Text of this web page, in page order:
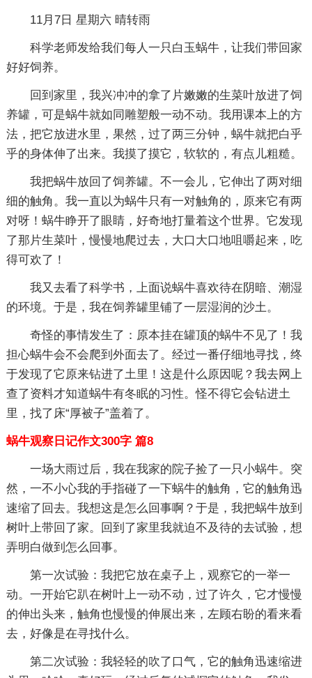
11月7日 星期六 晴转雨
科学老师发给我们每人一只白玉蜗牛，让我们带回家
好好饲养。
回到家里，我兴冲冲的拿了片嫩嫩的生菜叶放进了饲
养罐，可是蜗牛就如同雕塑般一动不动。我用课本上的方
法，把它放进水里，果然，过了两三分钟，蜗牛就把白乎
乎的身体伸了出来。我摸了摸它，软软的，有点儿粗糙。
我把蜗牛放回了饲养罐。不一会儿，它伸出了两对细
细的触角。我一直以为蜗牛只有一对触角的，原来它有两
对呀！蜗牛睁开了眼睛，好奇地打量着这个世界。它发现
了那片生菜叶，慢慢地爬过去，大口大口地咀嚼起来，吃
得可欢了！
我又去看了科学书，上面说蜗牛喜欢待在阴暗、潮湿
的环境。于是，我在饲养罐里铺了一层湿润的沙土。
奇怪的事情发生了：原本挂在罐顶的蜗牛不见了！我
担心蜗牛会不会爬到外面去了。经过一番仔细地寻找，终
于发现了它原来钻进了土里！这是什么原因呢？我去网上
查了资料才知道蜗牛有冬眠的习性。怪不得它会钻进土
里，找了床“厚被子”盖着了。
蜗牛观察日记作文300字 篇8
一场大雨过后，我在我家的院子捡了一只小蜗牛。突
然，一不小心我的手指碰了一下蜗牛的触角，它的触角迅
速缩了回去。我想这是怎么回事啊？于是，我把蜗牛放到
树叶上带回了家。回到了家里我就迫不及待的去试验，想
弄明白做到怎么回事。
第一次试验：我把它放在桌子上，观察它的一举一
动。一开始它趴在树叶上一动不动，过了许久，它才慢慢
的伸出头来，触角也慢慢的伸展出来，左顾右盼的看来看
去，好像是在寻找什么。
第二次试验：我轻轻的吹了口气，它的触角迅速缩进